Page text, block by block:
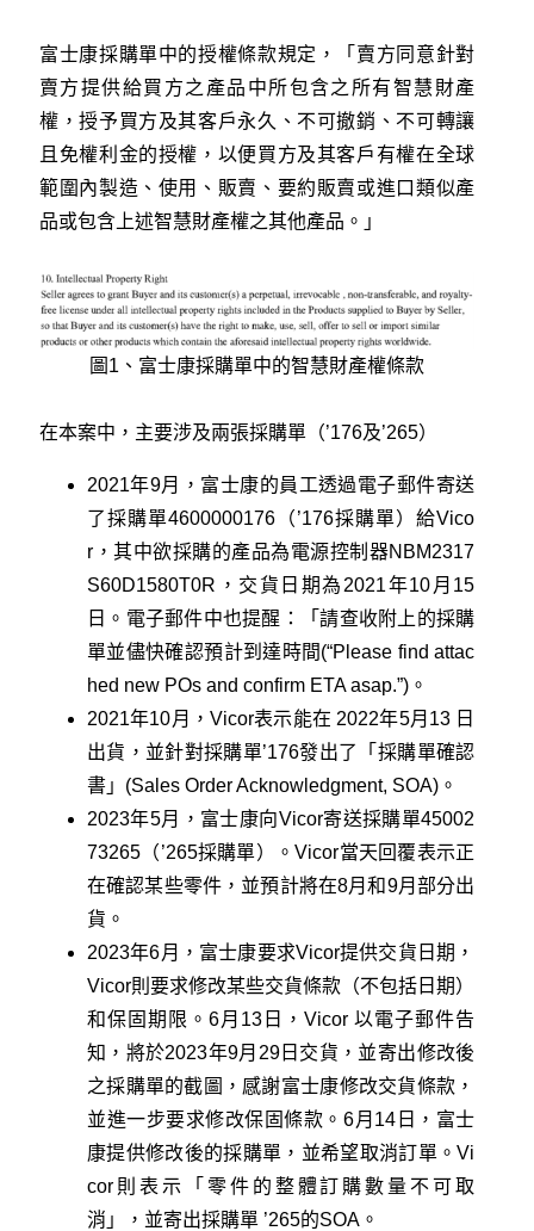
富士康採購單中的授權條款規定，「賣方同意針對
賣方提供給買方之產品中所包含之所有智慧財產
權，授予買方及其客戶永久、不可撤銷、不可轉讓
且免權利金的授權，以便買方及其客戶有權在全球
範圍內製造、使用、販賣、要約販賣或進口類似產
品或包含上述智慧財產權之其他產品。」
圖1、富士康採購單中的智慧財產權條款
在本案中，主要涉及兩張採購單（’176及’265）
2021年9月，富士康的員工透過電子郵件寄送
了採購單4600000176（’176採購單）給Vico
r，其中欲採購的產品為電源控制器NBM2317
S60D1580T0R，交貨日期為2021年10月15
日。電子郵件中也提醒：「請查收附上的採購
單並儘快確認預計到達時間(“Please find attac
hed new POs and confirm ETA asap.”)。
2021年10月，Vicor表示能在 2022年5月13 日
出貨，並針對採購單’176發出了「採購單確認
書」(Sales Order Acknowledgment, SOA)。
2023年5月，富士康向Vicor寄送採購單45002
73265（’265採購單）。Vicor當天回覆表示正
在確認某些零件，並預計將在8月和9月部分出
貨。
2023年6月，富士康要求Vicor提供交貨日期，
Vicor則要求修改某些交貨條款（不包括日期）
和保固期限。6月13日，Vicor 以電子郵件告
知，將於2023年9月29日交貨，並寄出修改後
之採購單的截圖，感謝富士康修改交貨條款，
並進一步要求修改保固條款。6月14日，富士
康提供修改後的採購單，並希望取消訂單。Vi
cor則表示「零件的整體訂購數量不可取
消」，並寄出採購單 ’265的SOA。